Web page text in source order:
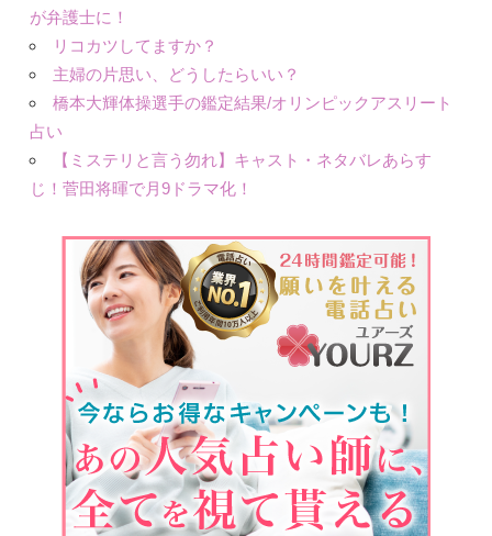
が弁護士に！
リコカツしてますか？
主婦の片思い、どうしたらいい？
橋本大輝体操選手の鑑定結果/オリンピックアスリート
占い
【ミステリと言う勿れ】キャスト・ネタバレあらす
じ！菅田将暉で月9ドラマ化！